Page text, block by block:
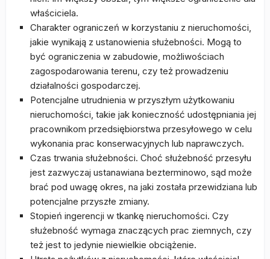
właściciela.
Charakter ograniczeń w korzystaniu z nieruchomości,
jakie wynikają z ustanowienia służebności. Mogą to
być ograniczenia w zabudowie, możliwościach
zagospodarowania terenu, czy też prowadzeniu
działalności gospodarczej.
Potencjalne utrudnienia w przyszłym użytkowaniu
nieruchomości, takie jak konieczność udostępniania jej
pracownikom przedsiębiorstwa przesyłowego w celu
wykonania prac konserwacyjnych lub naprawczych.
Czas trwania służebności. Choć służebność przesyłu
jest zazwyczaj ustanawiana bezterminowo, sąd może
brać pod uwagę okres, na jaki została przewidziana lub
potencjalne przyszłe zmiany.
Stopień ingerencji w tkankę nieruchomości. Czy
służebność wymaga znaczących prac ziemnych, czy
też jest to jedynie niewielkie obciążenie.